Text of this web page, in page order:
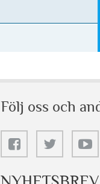
Följ oss och